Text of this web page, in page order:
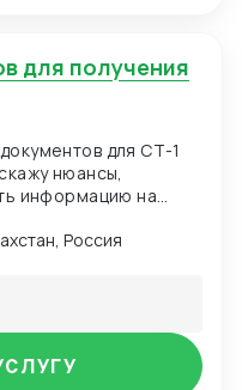
для СТ-1
нюансы,
информацию на
Россия